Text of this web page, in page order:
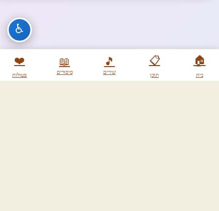
🏠
בית
📋
תוכן
🎵
שירים
📖
סיפורים
❤️
פעולות
♿